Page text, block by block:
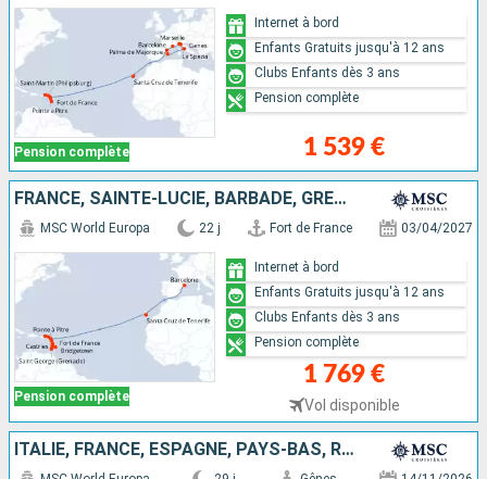
Pension complète 1 539 €
Internet à bord
Enfants Gratuits jusqu'à 12 ans
Clubs Enfants dès 3 ans
Pension complète
FRANCE, SAINTE-LUCIE, BARBADE, GRENADE, SAINT VINCENT-ET-LES-GRENADINES, PAYS-BAS, ROYAUME-UNI, ANTIGUA-ET-BARBUDA, ESPAGNE
Pension complète
MSC World Europa 22 j Fort de France 03/04/2027
1 769 €
Vol disponible
Internet à bord
Enfants Gratuits jusqu'à 12 ans
Clubs Enfants dès 3 ans
Pension complète
ITALIE, FRANCE, ESPAGNE, PAYS-BAS, ROYAUME-UNI, SAINT VINCENT-ET-LES-GRENADINES, BARBADE, GRENADE, ANTIGUA-ET-BARBUDA, DOMINIQUE